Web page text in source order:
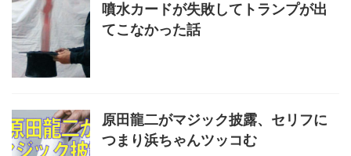
噴水カードが失敗してトランプが出
てこなかった話
原田龍二がマジック披露、セリフに
つまり浜ちゃんツッコむ